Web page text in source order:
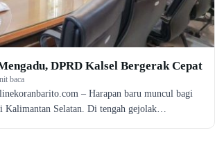
DPRD Kalsel Bergerak Cepat
baca
– Harapan baru muncul bagi
Kalimantan Selatan. Di tengah gejolak…